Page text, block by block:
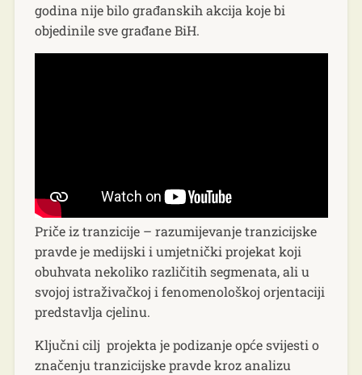
godina nije bilo građanskih akcija koje bi
objedinile sve građane BiH.
Priče iz tranzicije – razumijevanje tranzicijske
pravde je medijski i umjetnički projekat koji
obuhvata nekoliko različitih segmenata, ali u
svojoj istraživačkoj i fenomenološkoj orjentaciji
predstavlja cjelinu.
Ključni cilj projekta je podizanje opće svijesti o
značenju tranzicijske pravde kroz analizu